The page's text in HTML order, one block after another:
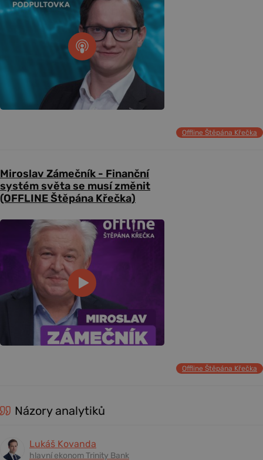
Offline Štěpána Křečka
Miroslav Zámečník - Finanční
systém světa se musí změnit
(OFFLINE Štěpána Křečka)
Offline Štěpána Křečka
Názory analytiků
Lukáš Kovanda
hlavní ekonom Trinity Bank